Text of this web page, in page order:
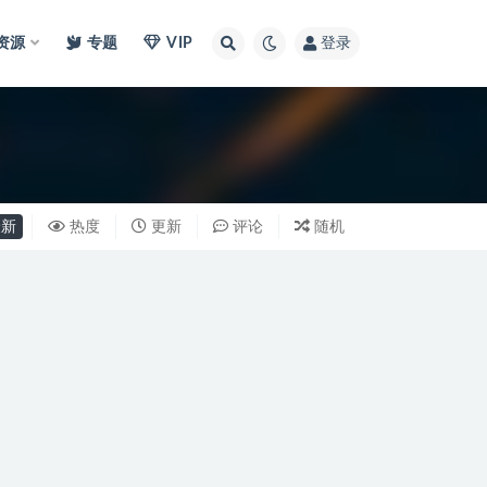
源 专题 VIP 登录
热度 更新 评论 随机